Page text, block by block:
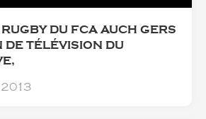
RUGBY DU FCA AUCH GERS
DE TÉLÉVISION DU